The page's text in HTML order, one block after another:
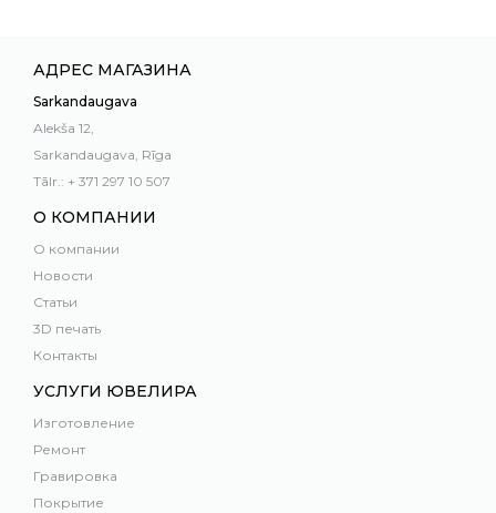
АДРЕС МАГАЗИНА
Sarkandaugava
Alekša 12,
Sarkandaugava, Rīga
Tālr.: + 371 297 10 507
О КОМПАНИИ
О компании
Новости
Статьи
3D печать
Контакты
УСЛУГИ ЮВЕЛИРА
Изготовление
Ремонт
Гравировка
Покрытие